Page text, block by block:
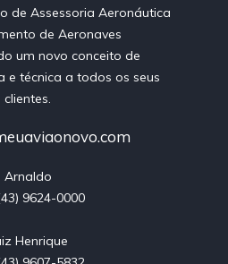
de Assessoria Aeronáutica
de Aeronaves
um novo conceito de
e técnica a todos os seus
clientes.
Arnaldo
9624-0000
Henrique